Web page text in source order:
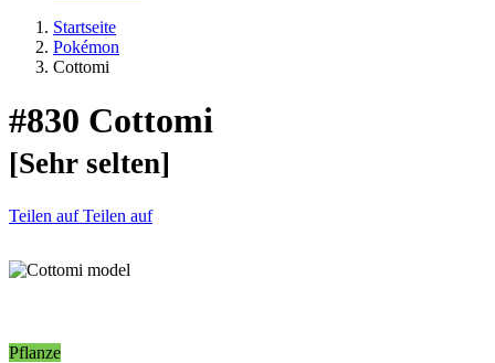
Startseite
Pokémon
Cottomi
#830 Cottomi
[Sehr selten]
Teilen aufTeilen auf
Pflanze